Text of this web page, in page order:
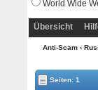
World Wide
Übersicht
Anti-Scam›
Seiten: 1